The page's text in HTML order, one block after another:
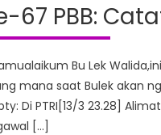
67 PBB:
Bu Lek
mana saat Bulek akan
Di PTRI[13/3 23.28]
[…]